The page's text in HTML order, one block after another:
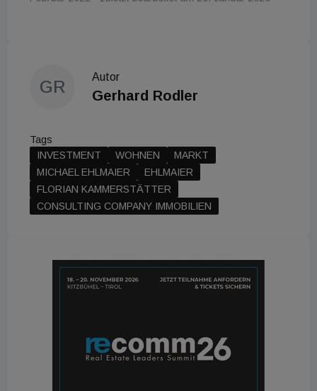
GR
Autor
Gerhard Rodler
Tags
INVESTMENT
WOHNEN
MARKT
MICHAEL EHLMAIER
EHLMAIER
FLORIAN KAMMERSTÄTTER
CONSULTING COMPANY IMMOBILIEN